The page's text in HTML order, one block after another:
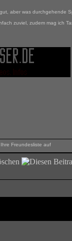
aber was durchgehende
zuviel, zudem mag ich